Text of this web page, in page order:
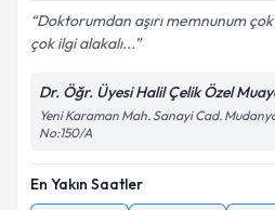
Doktorumdan aşırı memnunum
çok ilgi alakalı...
Dr. Öğr. Üyesi Halil Çelik Özel
Yeni Karaman Mah. Sanayi Cad.
No:150/A
En Yakın Saatler